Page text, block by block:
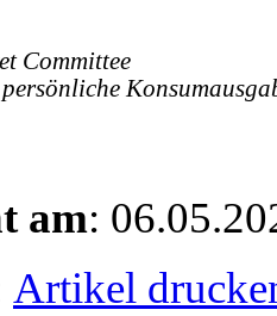
Committee
am:
Artikel